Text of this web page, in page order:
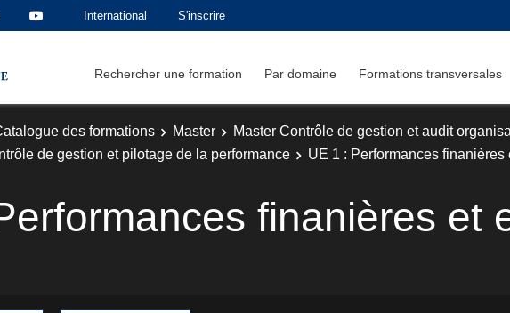
International S'inscrire
Rechercher une formation Par domaine Formations transversales
des formations Master
Master Contrôle de gestion et audit
de gestion et pilotage de la performance
UE 1 : Performances finanières
finanières et